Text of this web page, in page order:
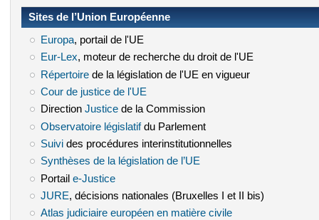
Sites de l’Union Européenne
Europa(le lien est externe)
, portail de l'UE
Eur-Lex(le lien est externe)
, moteur de recherche du droit de l'UE
Répertoire(le lien est externe)
de la législation de l'UE en vigueur
Cour de justice de l'UE
Direction Justice(le lien est externe)
de la Commission
Observatoire législatif(le lien est externe)
du Parlement
Suivi(le lien est externe)
des procédures interinstitutionnelles
Synthèses de la législation de l’UE
Portail e-Justice(le lien est externe)
JURE(le lien est externe)
, décisions nationales (Bruxelles I et II bis)
Atlas judiciaire européen en matière civile(le lien est externe)